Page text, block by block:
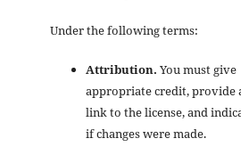
Under the following terms:
Attribution. You must give
appropriate credit, provide
link to the license, and
if changes were made.